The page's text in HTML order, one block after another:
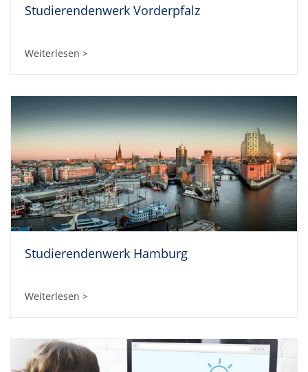
Studierendenwerk Vorderpfalz
Weiterlesen >
Studierendenwerk Hamburg
Weiterlesen >